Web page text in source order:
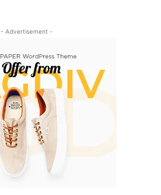
- Advertisement -